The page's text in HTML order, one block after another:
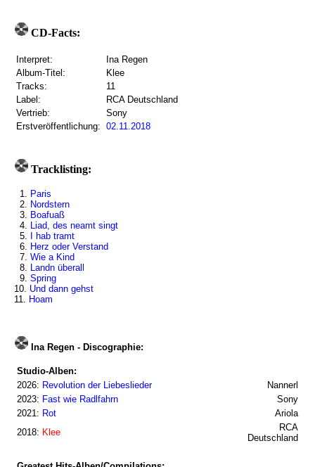
CD-Facts:
Interpret:
Ina Regen
Album-Titel:
Klee
Tracks:
11
Label:
RCA Deutschland
Vertrieb:
Sony
Erstveröffentlichung: 02.11.2018
Tracklisting:
1. Paris
2. Nordstern
3. Boafuaß
4. Liad, des neamt singt
5.
I hab tramt
6. Herz oder Verstand
7. Wie a Kind
8. Landn überall
9. Spring
10. Und dann gehst
11. Hoam
Ina Regen - Discographie:
Studio-Alben:
2026: Revolution der Liebeslieder
Nannerl
2023: Fast wie Radlfahrn
Sony
2021: Rot
Ariola
2018: Klee
RCA
Deutschland